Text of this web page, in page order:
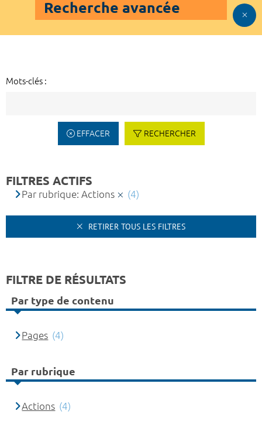
Recherche avancée
Mots-clés :
EFFACER RECHERCHER
FILTRES ACTIFS
Par rubrique: Actions (4)
RETIRER TOUS LES FILTRES
FILTRE DE RÉSULTATS
Par type de contenu
Pages (4)
Par rubrique
Actions (4)